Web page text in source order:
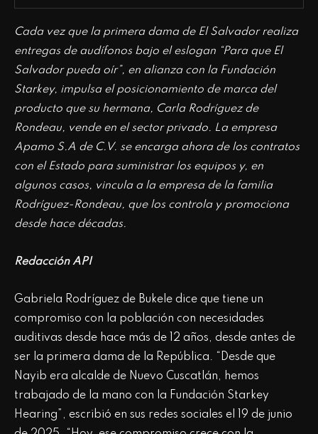
Cada vez que la primera dama de El Salvador realiza
entregas de audífonos bajo el eslogan “Para que El
Salvador pueda oír”, en alianza con la Fundación
Starkey, impulsa el posicionamiento de marca del
producto que su hermana, Carla Rodríguez de
Rondeau, vende en el sector privado. La empresa
Apamo S.A de C.V. se encarga ahora de los contratos
con el Estado para suministrar los equipos y, en
algunos casos, vincula a la empresa de la familia
Rodríguez-Rondeau, que los controla y promociona
desde hace décadas.
Redacción API
Gabriela Rodríguez de Bukele dice que tiene un
compromiso con la población con necesidades
auditivas desde hace más de 12 años, desde antes de
ser la primera dama de la República. “Desde que
Nayib era alcalde de Nuevo Cuscatlán, hemos
trabajado de la mano con la Fundación Starkey
Hearing”, escribió en sus redes sociales el 19 de junio